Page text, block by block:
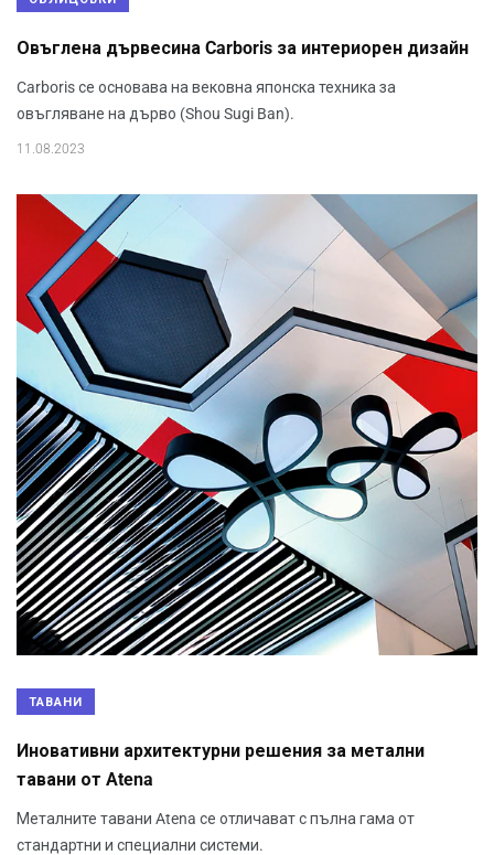
Овъглена дървесина Carboris за интериорен дизайн
Carboris се основава на вековна японска техника за
овъгляване на дърво (Shou Sugi Ban).
11.08.2023
ТАВАНИ
Иновативни архитектурни решения за метални
тавани от Atena
Металните тавани Atena се отличават с пълна гама от
стандартни и специални системи.